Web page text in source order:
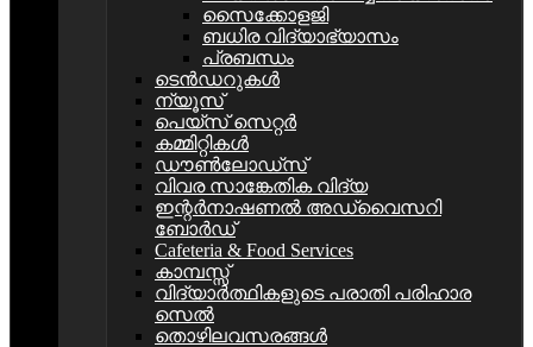
സൈക്കോളജി
ബധിര വിദ്യാഭ്യാസം
പ്രബന്ധം
ടെൻഡറുകൾ
ന്യൂസ്
പെയ്സ് സെറ്റര്‍
കമ്മിറ്റികള്‍
ഡൗണ്‍ലോഡ്സ്
വിവര സാങ്കേതിക വിദ്യ
ഇന്റര്‍നാഷണല്‍ അഡ്വൈസറി
ബോര്‍ഡ്‌
Cafeteria & Food Services
കാമ്പസ്സ്
വിദ്യാര്‍ത്ഥികളുടെ പരാതി പരിഹാര
സെല്‍
തൊഴിലവസരങ്ങള്‍